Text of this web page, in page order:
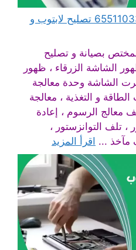
مهندس كمبيوتر الضباعية 65511033 تصليح لابتوب و
بصيانة و تصليح
الشاشة الزرقاء ، ظهور
الشاشة وحدة معالجة
و التغذية ، معالجة
معالج الرسوم ، إعادة
تلف التوانزستور ،
مآخذ ... اقرأ المزيد